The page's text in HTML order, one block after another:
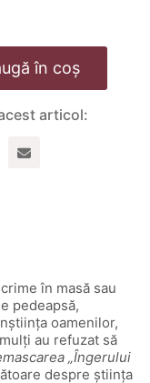
în coș
articol:
în masă sau
pedeapsă,
oamenilor,
au refuzat să
„Îngerului
despre știința